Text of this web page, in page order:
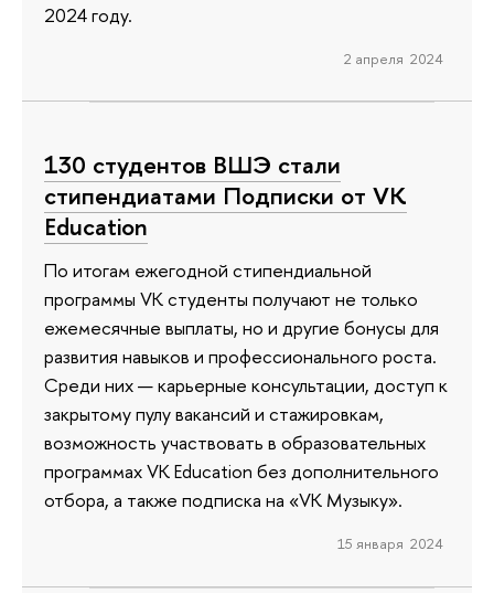
2024 году.
2 апреля 2024
130 студентов ВШЭ стали
стипендиатами Подписки от VK
Education
По итогам ежегодной стипендиальной
программы VK студенты получают не только
ежемесячные выплаты, но и другие бонусы для
развития навыков и профессионального роста.
Среди них — карьерные консультации, доступ к
закрытому пулу вакансий и стажировкам,
возможность участвовать в образовательных
программах VK Education без дополнительного
отбора, а также подписка на «VK Музыку».
15 января 2024